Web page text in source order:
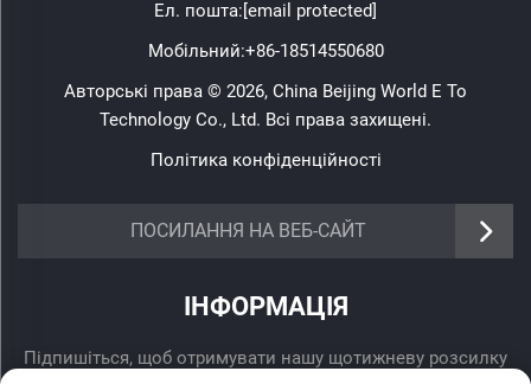
Ел. пошта:[email protected]
Мобільний:+86-18514550680
Авторські права © 2026, China Beijing World E To
Technology Co., Ltd. Всі права захищені.
Політика конфіденційності
ПОСИЛАННЯ НА ВЕБ-САЙТ
ІНФОРМАЦІЯ
Підпишіться, щоб отримувати нашу щотижневу розсилку